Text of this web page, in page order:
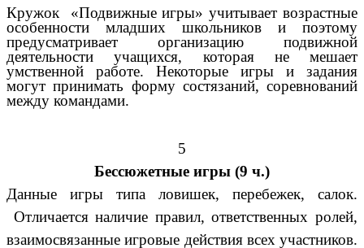
Кружок «Подвижные игры» учитывает возрастные
особенности младших школьников и поэтому
предусматривает организацию подвижной
деятельности учащихся, которая не мешает
умственной работе. Некоторые игры и задания
могут принимать форму состязаний, соревнований
между командами.
5
Бессюжетные игры (9 ч.)
Данные игры типа ловишек, перебежек, салок.
Отличается наличие правил, ответственных ролей,
взаимосвязанные игровые действия всех участников.